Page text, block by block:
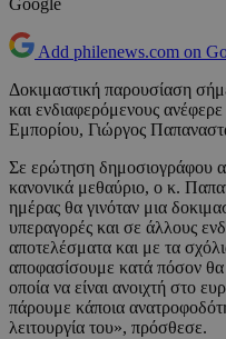
Google
Add philenews.com on
Δοκιμαστική παρουσίαση
και ενδιαφερόμενους
Εμπορίου, Γιώργος
Σε ερώτηση δημοσιογράφου
κανονικά μεθαύριο, ο κ.
ημέρας θα γινόταν μια
υπεραγορές και σε άλλους
αποτελέσματα και με τα
αποφασίσουμε κατά πόσον θα
οποία να είναι ανοιχτή στο
πάρουμε κάποια
λειτουργία του», πρόσθεσε.